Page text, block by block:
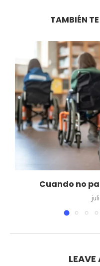
TAMBIÉN
Cuando no